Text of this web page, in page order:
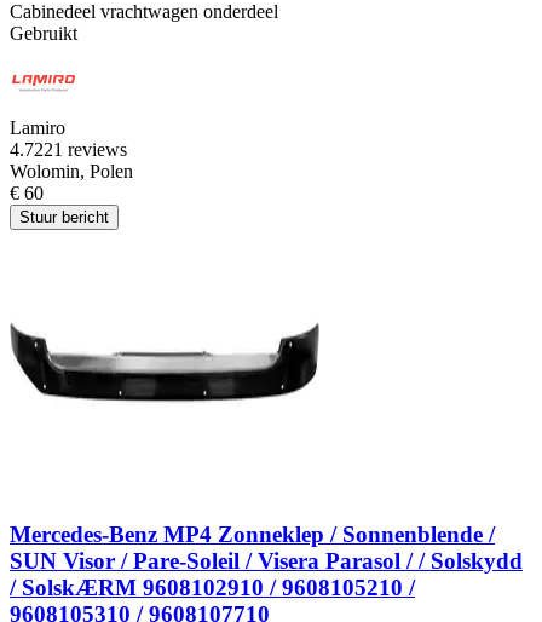
Cabinedeel vrachtwagen onderdeel
Gebruikt
Lamiro
4.7221 reviews
Wolomin, Polen
€ 60
Stuur bericht
Mercedes-Benz MP4 Zonneklep / Sonnenblende /
SUN Visor / Pare-Soleil / Visera Parasol / / Solskydd
/ SolskÆRM 9608102910 / 9608105210 /
9608105310 / 9608107710